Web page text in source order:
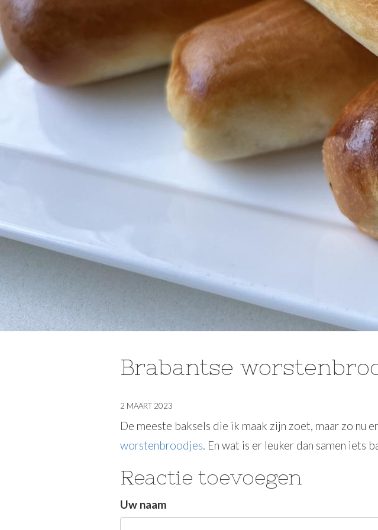
Brabantse
2 MAART 2023
De meeste baksels die ik maak zijn zoet, maar zo nu
worstenbroodjes. En wat is er leuker dan samen iets
Reactie toevoegen
Uw naam